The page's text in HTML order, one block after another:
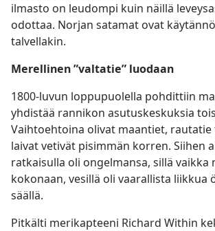
ilmasto on leudompi kuin näillä
odottaa. Norjan satamat ovat
talvellakin.
Merellinen ”valtatie” luodaan
1800-luvun loppupuolella pohdittiin
yhdistää rannikon asutuskeskuksia
Vaihtoehtoina olivat maantiet, rautatie
laivat vetivät pisimmän korren. Siihen
ratkaisulla oli ongelmansa, sillä vaikka
kokonaan, vesillä oli vaarallista liikkua
säällä.
Pitkälti merikapteeni Richard Within